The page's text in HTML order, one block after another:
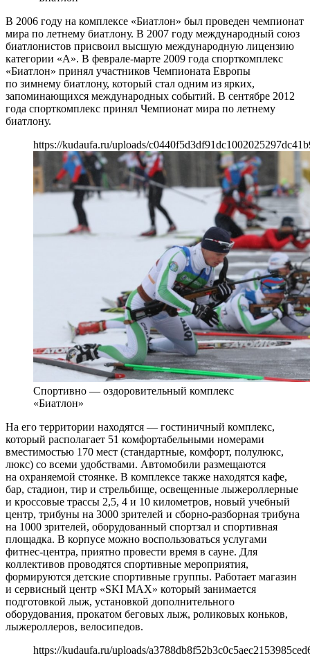
В 2006 году на комплексе «Биатлон» был проведен чемпионат
мира по летнему биатлону. В 2007 году международный союз
биатлонистов присвоил высшую международную лицензию
категории «А». В феврале-марте 2009 года спорткомплекс
«Биатлон» принял участников Чемпионата Европы
по зимнему биатлону, который стал одним из ярких,
запоминающихся международных событий. В сентябре 2012
года спорткомплекс принял Чемпионат мира по летнему
биатлону.
https://kudaufa.ru/uploads/
Спортивно — оздоровительный комплекс
«Биатлон»
На его территории находятся — гостиничный комплекс,
который располагает 51 комфортабельными номерами
вместимостью 170 мест (стандартные, комфорт, полулюкс,
люкс) со всеми удобствами. Автомобили размещаются
на охраняемой стоянке. В комплексе также находятся кафе,
бар, стадион, тир и стрельбище, освещенные лыжероллерные
и кроссовые трассы 2,5, 4 и 10 километров, новый учебный
центр, трибуны на 3000 зрителей и сборно-разборная трибуна
на 1000 зрителей, оборудованный спортзал и спортивная
площадка. В корпусе можно воспользоваться услугами
фитнес-центра, приятно провести время в сауне. Для
коллективов проводятся спортивные мероприятия,
формируются детские спортивные группы. Работает магазин
и сервисный центр «SKI MAX» который занимается
подготовкой лыж, установкой дополнительного
оборудования, прокатом беговых лыж, роликовых коньков,
лыжероллеров, велосипедов.
https://kudaufa.ru/uploads/